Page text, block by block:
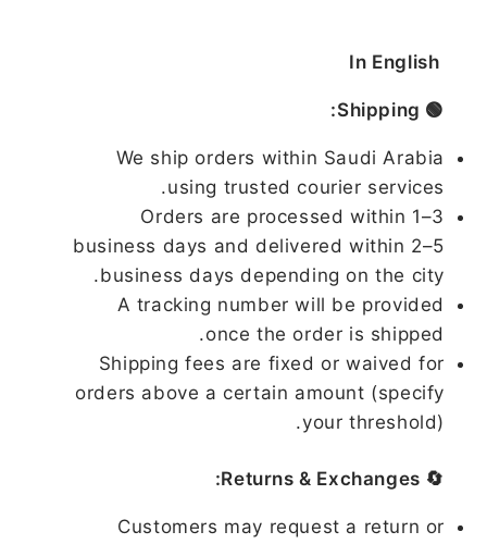
🟢 Shipping:
We ship orders within Saudi Arabia
using trusted courier services.
Orders are processed within 1–3
business days and delivered within 2–5
business days depending on the city.
A tracking number will be provided
once the order is shipped.
Shipping fees are fixed or waived for
orders above a certain amount (specify
your threshold).
🔄 Returns & Exchanges:
Customers may request a return or